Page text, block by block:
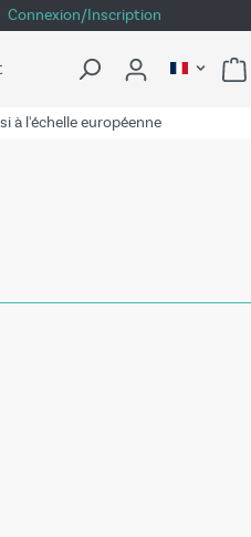
Connexion/Inscription
à l'échelle européenne